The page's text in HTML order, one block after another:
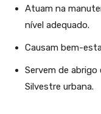
Atuam na
nível adequado.
Causam bem-
Servem de abrigo
Silvestre urbana.